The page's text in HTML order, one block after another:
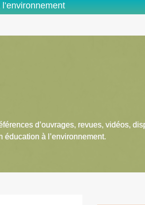
d’ouvrages, revues, vidéos,
à l’environnement.